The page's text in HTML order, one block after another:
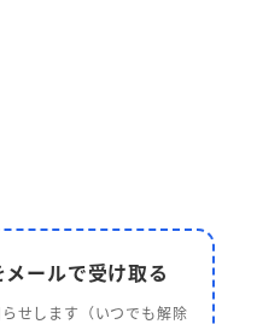
ールで受け取る
せします（いつでも解除